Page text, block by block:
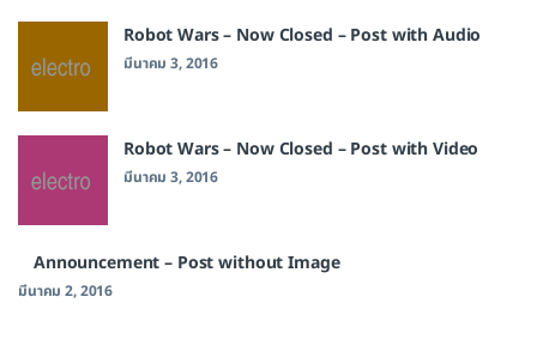
Robot Wars – Now Closed – Post with Audio
มีนาคม 3, 2016
Robot Wars – Now Closed – Post with Video
มีนาคม 3, 2016
Announcement – Post without Image
มีนาคม 2, 2016